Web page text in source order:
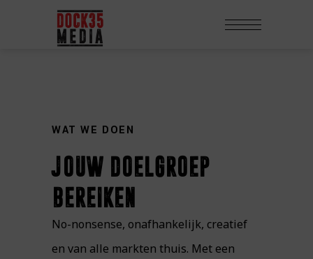
WAT WE DOEN
jouw doelgroep
bereiken
No-nonsense, onafhankelijk, creatief
en van alle markten thuis. Met een